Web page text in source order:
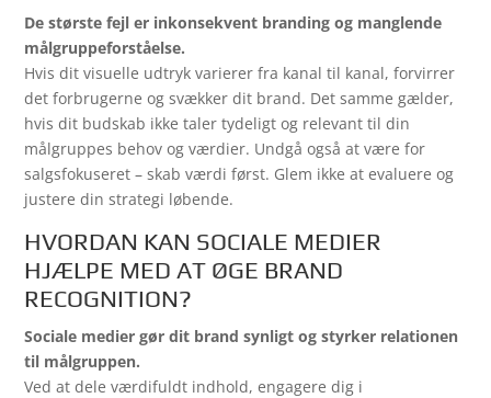
De største fejl er inkonsekvent branding og manglende
målgruppeforståelse.
Hvis dit visuelle udtryk varierer fra kanal til kanal, forvirrer
det forbrugerne og svækker dit brand. Det samme gælder,
hvis dit budskab ikke taler tydeligt og relevant til din
målgruppes behov og værdier. Undgå også at være for
salgsfokuseret – skab værdi først. Glem ikke at evaluere og
justere din strategi løbende.
HVORDAN KAN SOCIALE MEDIER
HJÆLPE MED AT ØGE BRAND
RECOGNITION?
Sociale medier gør dit brand synligt og styrker relationen
til målgruppen.
Ved at dele værdifuldt indhold, engagere dig i